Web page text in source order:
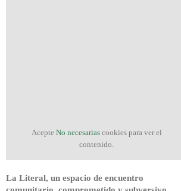
Acepte No necesariascookies para ver el
contenido.
La Literal, un espacio de encuentro